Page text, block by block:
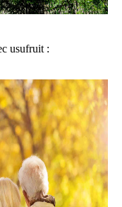
usufruit :